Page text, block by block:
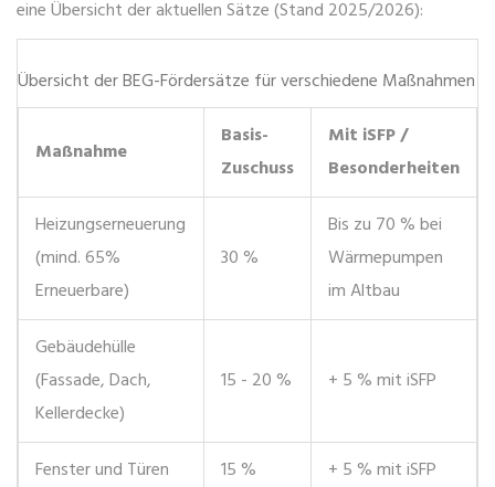
eine Übersicht der aktuellen Sätze (Stand 2025/2026):
Übersicht der BEG-Fördersätze für verschiedene Maßnahmen
Maßnahme
Basis-
Zuschuss
Mit iSFP /
Besonderheiten
Heizungserneuerung
(mind. 65%
Erneuerbare)
30 %
Bis zu 70 % bei
Wärmepumpen
im Altbau
Gebäudehülle
(Fassade, Dach,
Kellerdecke)
15 - 20 % + 5 % mit iSFP
Fenster und Türen 15 %
+ 5 % mit iSFP